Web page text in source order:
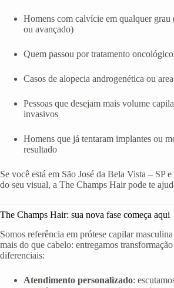
Homens com calvície em qualquer
ou avançado)
Quem passou por tratamento
Casos de alopecia androgenética ou
Pessoas que desejam mais volume
invasivos
Homens que já tentaram implantes ou
resultado
Se você está em São José da Bela Vista – SP
do seu visual, a The Champs Hair pode te
The Champs Hair: sua nova fase começa aqui
Somos referência em prótese capilar
mais do que cabelo: entregamos
diferenciais:
Atendimento personalizado: